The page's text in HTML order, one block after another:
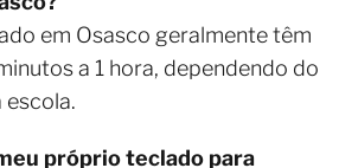
em Osasco geralmente têm
a 1 hora, dependendo do
próprio teclado para